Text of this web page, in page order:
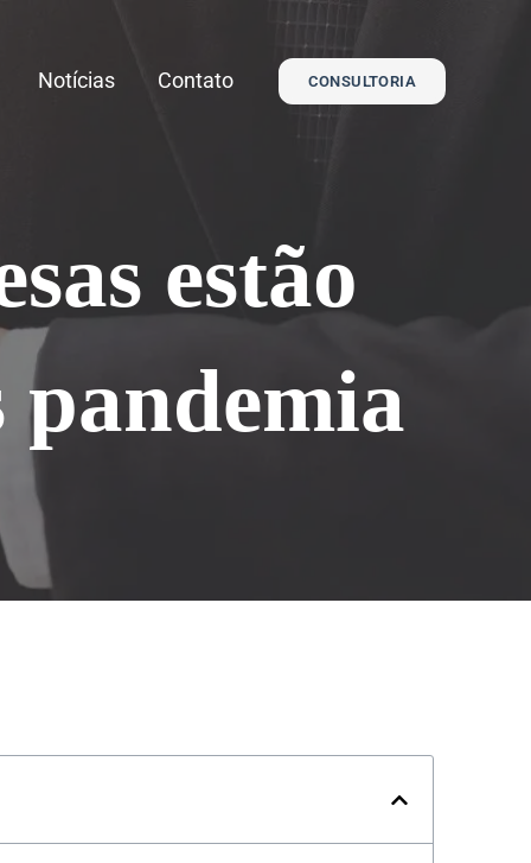
Notícias Contato CONSULTORIA
estão
pandemia